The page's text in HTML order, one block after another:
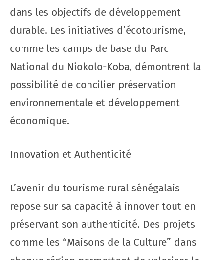
dans les objectifs de développement
durable. Les initiatives d’écotourisme,
comme les camps de base du Parc
National du Niokolo-Koba, démontrent la
possibilité de concilier préservation
environnementale et développement
économique.
Innovation et Authenticité
L’avenir du tourisme rural sénégalais
repose sur sa capacité à innover tout en
préservant son authenticité. Des projets
comme les “Maisons de la Culture” dans